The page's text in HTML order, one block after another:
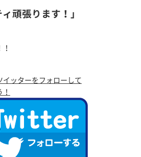
ィ頑張ります！ 」
イッターをフォローして